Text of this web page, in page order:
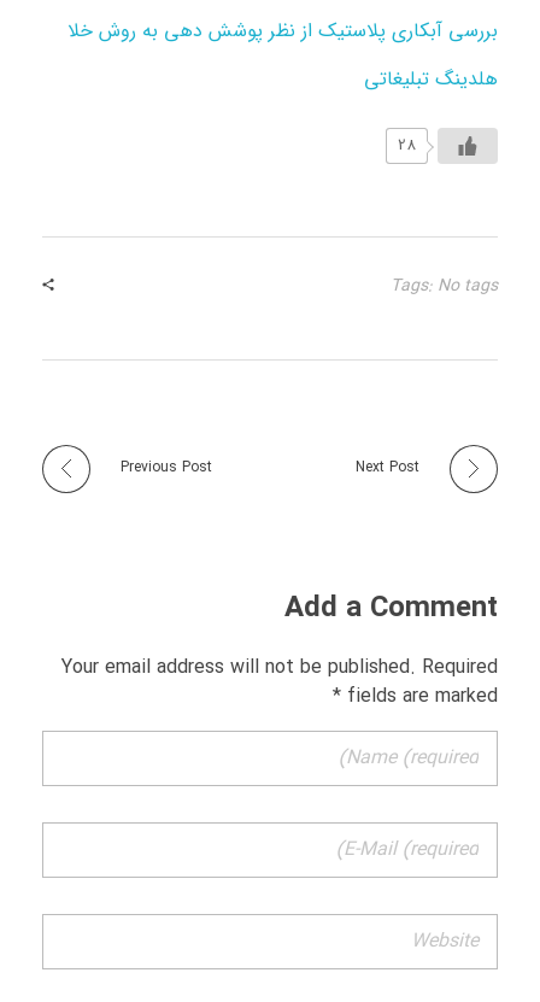
بررسی آبکاری پلاستیک از نظر پوشش دهی به روش خلا
هلدینگ تبلیغاتی
28
Tags: No tags
Previous Post Next Post
Add a Comment
Your email address will not be published. Required
fields are marked *